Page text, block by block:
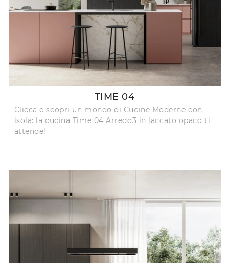
TIME 04
Clicca e scopri un mondo di Cucine Moderne con
isola: la cucina Time 04 Arredo3 in laccato opaco ti
attende!